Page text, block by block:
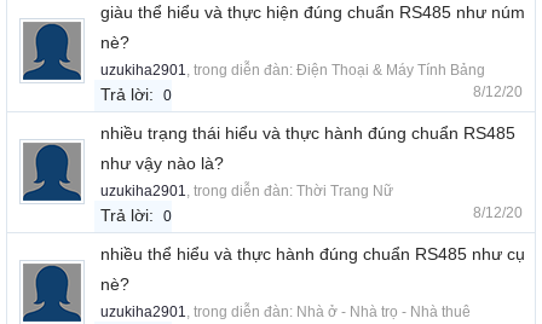
giàu thể hiểu và thực hiện đúng chuẩn RS485 như núm
nè?
uzukiha2901, trong diễn đàn: Điện Thoại & Máy Tính Bảng
Trả lời: 0 8/12/20
nhiều trạng thái hiểu và thực hành đúng chuẩn RS485
như vậy nào là?
uzukiha2901, trong diễn đàn: Thời Trang Nữ
Trả lời: 0 8/12/20
nhiều thể hiểu và thực hành đúng chuẩn RS485 như cụ
nè?
uzukiha2901, trong diễn đàn: Nhà ở - Nhà trọ - Nhà thuê